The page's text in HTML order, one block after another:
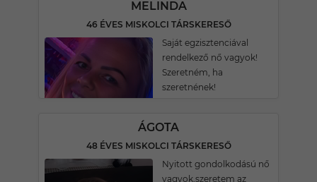
MELINDA
46 ÉVES MISKOLCI TÁRSKERESŐ
Saját egzisztenciával
rendelkező nő vagyok!
Szeretném, ha
szeretnének!
ÁGOTA
48 ÉVES MISKOLCI TÁRSKERESŐ
Nyitott gondolkodású nő
vagyok,szeretem az